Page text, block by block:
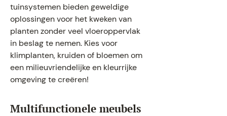
tuinsystemen bieden geweldige
oplossingen voor het kweken van
planten zonder veel vloeroppervlak
in beslag te nemen. Kies voor
klimplanten, kruiden of bloemen om
een milieuvriendelijke en kleurrijke
omgeving te creëren!
Multifunctionele meubels